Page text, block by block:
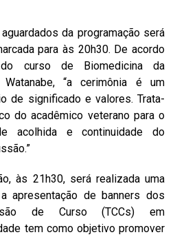
da programação será
para às 20h30. De acordo
curso de Biomedicina da
Watanabe, “a cerimônia é um
de significado e valores. Trata-
do acadêmico veterano para o
acolhida e continuidade do
às 21h30, será realizada uma
apresentação de banners dos
de Curso (TCCs) em
tem como objetivo promover